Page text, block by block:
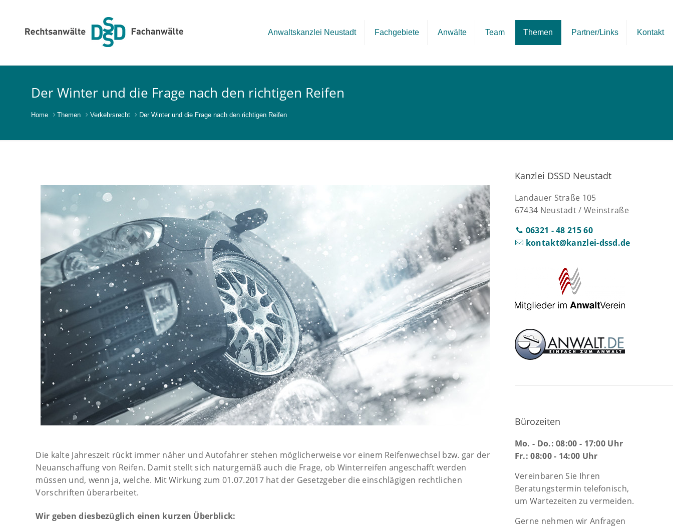
Anwaltskanzlei Neustadt Fachgebiete Anwälte Team Themen Partner/Links Kontakt
Der Winter und die Frage nach den richtigen Reifen
Home Themen Verkehrsrecht Der Winter und die Frage nach den richtigen Reifen
Die kalte Jahreszeit rückt immer näher und Autofahrer stehen möglicherweise vor einem Reifenwechsel bzw. gar der
Neuanschaffung von Reifen. Damit stellt sich naturgemäß auch die Frage, ob Winterreifen angeschafft werden
müssen und, wenn ja, welche. Mit Wirkung zum 01.07.2017 hat der Gesetzgeber die einschlägigen rechtlichen
Vorschriften überarbeitet.
Wir geben diesbezüglich einen kurzen Überblick:
Kanzlei DSSD Neustadt
Landauer Straße 105
67434 Neustadt / Weinstraße
06321 - 48 215 60
kontakt@kanzlei-dssd.de
Bürozeiten
Mo. - Do.: 08:00 - 17:00 Uhr
Fr.: 08:00 - 14:00 Uhr
Vereinbaren Sie Ihren
Beratungstermin telefonisch,
um Wartezeiten zu vermeiden.
Gerne nehmen wir Anfragen